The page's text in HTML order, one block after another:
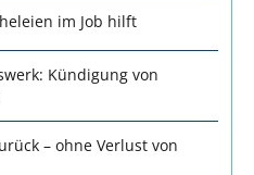
im Job hilft
Kündigung von
– ohne Verlust von